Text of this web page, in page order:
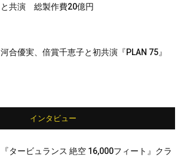
と共演 総製作費20億円
河合優実、倍賞千恵子と初共演『PLAN 75』
インタビュー
『タービュランス 絶空 16,000フィート』クラ